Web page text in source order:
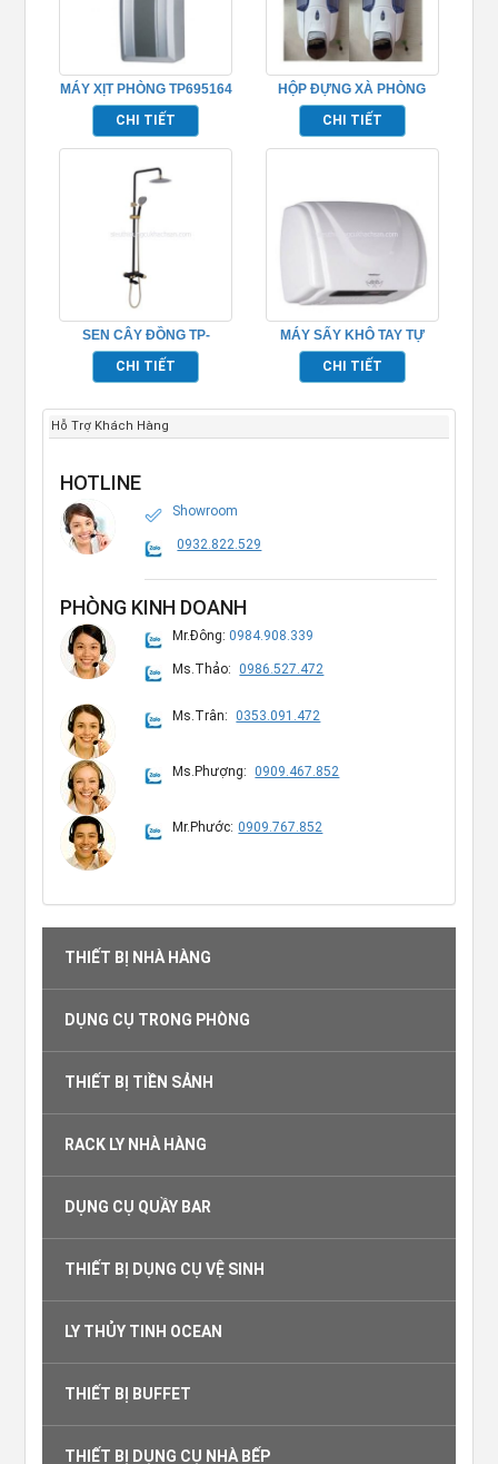
MÁY XỊT PHÒNG TP695164
CHI TIẾT
HỘP ĐỰNG XÀ PHÒNG
TP695151
CHI TIẾT
SEN CÂY ĐỒNG TP-
652015
CHI TIẾT
MÁY SẤY KHÔ TAY TỰ
ĐỘNG TRONG PHÒNG
TẮM TP695161
CHI TIẾT
Hỗ Trợ Khách Hàng
HOTLINE
Showroom
0932.822.529
PHÒNG KINH DOANH
Mr.Đông:0984.908.339
Ms.Thảo: 0986.527.472
Ms.Trân: 0353.091.472
Ms.Phượng: 0909.467.852
Mr.Phước: 0909.767.852
THIẾT BỊ NHÀ HÀNG
DỤNG CỤ TRONG PHÒNG
THIẾT BỊ TIỀN SẢNH
RACK LY NHÀ HÀNG
DỤNG CỤ QUẦY BAR
THIẾT BỊ DỤNG CỤ VỆ SINH
LY THỦY TINH OCEAN
THIẾT BỊ BUFFET
THIẾT BỊ DỤNG CỤ NHÀ BẾP